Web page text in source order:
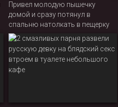
Привел молодую пышечку
домой и сразу потянул в
спальню натолкать в пещерку